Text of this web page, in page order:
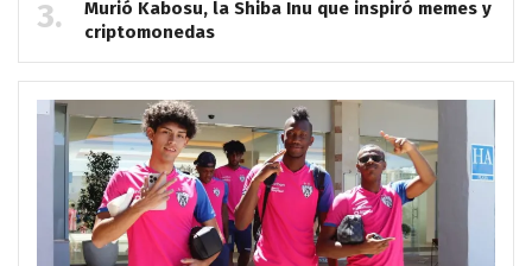
Murió Kabosu, la Shiba Inu que inspiró memes y
criptomonedas